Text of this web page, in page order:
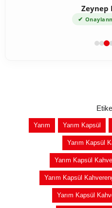
Zeynep
✔
Yarım Yarım Kapsül
Yarım Kapsül
Yarım Kapsül
Yarım Kapsül
Yarım Kapsül